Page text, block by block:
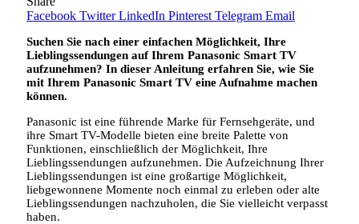
Facebook Twitter LinkedIn Pinterest Telegram Email
Suchen Sie nach einer einfachen Möglichkeit, Ihre
Lieblingssendungen auf Ihrem Panasonic Smart TV
aufzunehmen? In dieser Anleitung erfahren Sie, wie Sie
mit Ihrem Panasonic Smart TV eine Aufnahme machen
können.
Panasonic ist eine führende Marke für Fernsehgeräte, und
ihre Smart TV-Modelle bieten eine breite Palette von
Funktionen, einschließlich der Möglichkeit, Ihre
Lieblingssendungen aufzunehmen. Die Aufzeichnung Ihrer
Lieblingssendungen ist eine großartige Möglichkeit,
liebgewonnene Momente noch einmal zu erleben oder alte
Lieblingssendungen nachzuholen, die Sie vielleicht verpasst
haben.